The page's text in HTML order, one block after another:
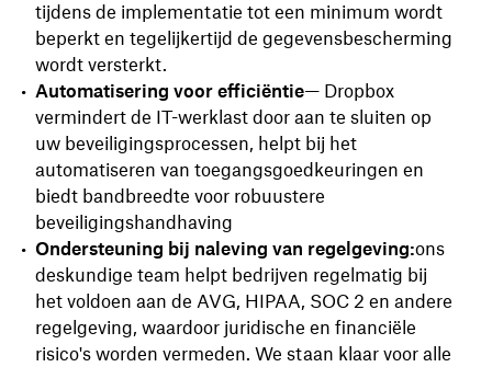
tijdens de implementatie tot een minimum wordt
beperkt en tegelijkertijd de gegevensbescherming
wordt versterkt.
Automatisering voor efficiëntie— Dropbox
vermindert de IT-werklast door aan te sluiten op
uw beveiligingsprocessen, helpt bij het
automatiseren van toegangsgoedkeuringen en
biedt bandbreedte voor robuustere
beveiligingshandhaving
Ondersteuning bij naleving van regelgeving:ons
deskundige team helpt bedrijven regelmatig bij
het voldoen aan de AVG, HIPAA, SOC 2 en andere
regelgeving, waardoor juridische en financiële
risico's worden vermeden. We staan klaar voor alle